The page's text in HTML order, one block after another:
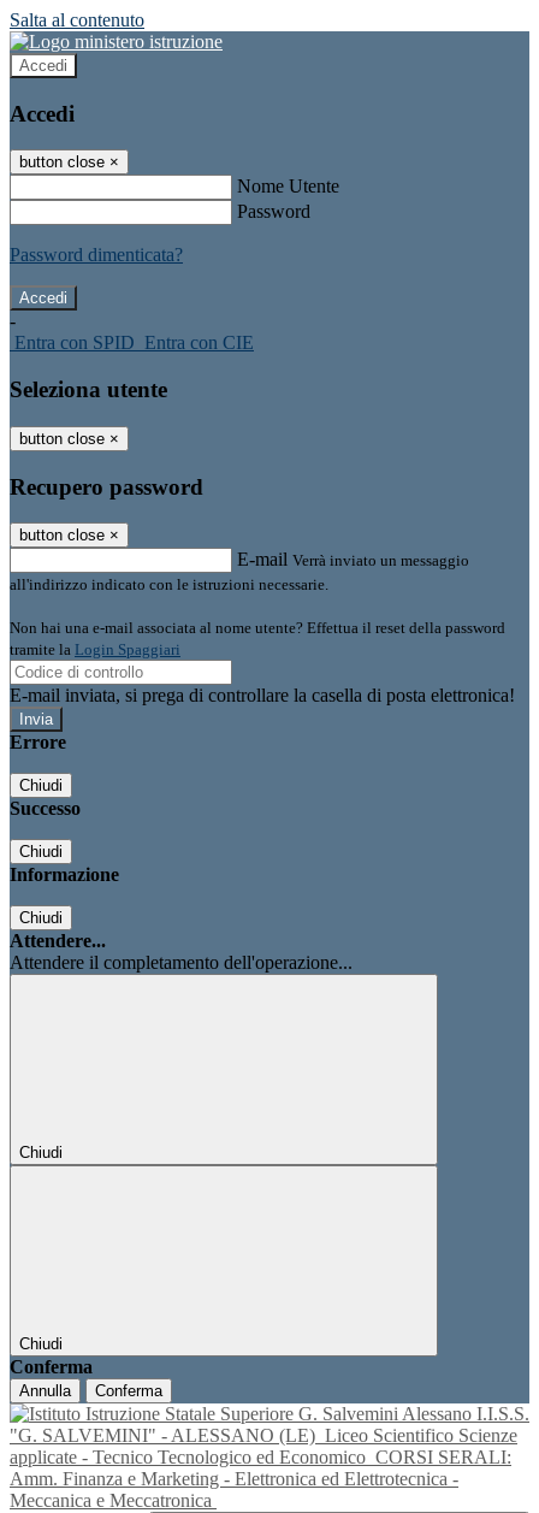
Salta al contenuto
Accedi
Accedi
button close ×
Nome Utente
Password
Password dimenticata?
-
Entra con SPID Entra con CIE
Seleziona utente
button close ×
Recupero password
button close ×
E-mail Verrà inviato un messaggio
all'indirizzo indicato con le istruzioni necessarie.
Non hai una e-mail associata al nome utente? Effettua il reset della password
tramite la Login Spaggiari
E-mail inviata, si prega di controllare la casella di posta elettronica!
Errore
Chiudi
Successo
Chiudi
Informazione
Chiudi
Attendere...
Attendere il completamento dell'operazione...
Chiudi
Chiudi
Conferma
Annulla Conferma
I.I.S.S.
"G. SALVEMINI" - ALESSANO (LE) Liceo Scientifico Scienze
applicate - Tecnico Tecnologico ed Economico CORSI SERALI:
Amm. Finanza e Marketing - Elettronica ed Elettrotecnica -
Meccanica e Meccatronica